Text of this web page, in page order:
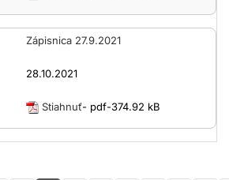
Zápisnica 27.9.2021
28.10.2021
Stiahnuť- pdf-374.92 kB